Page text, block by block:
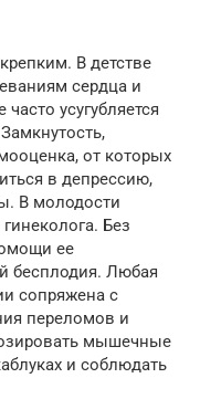
В детстве
сердца и
усугубляется
от которых
в депрессию,
В молодости
Без
ее
бесплодия. Любая
сопряжена с
переломов и
мышечные
и соблюдать